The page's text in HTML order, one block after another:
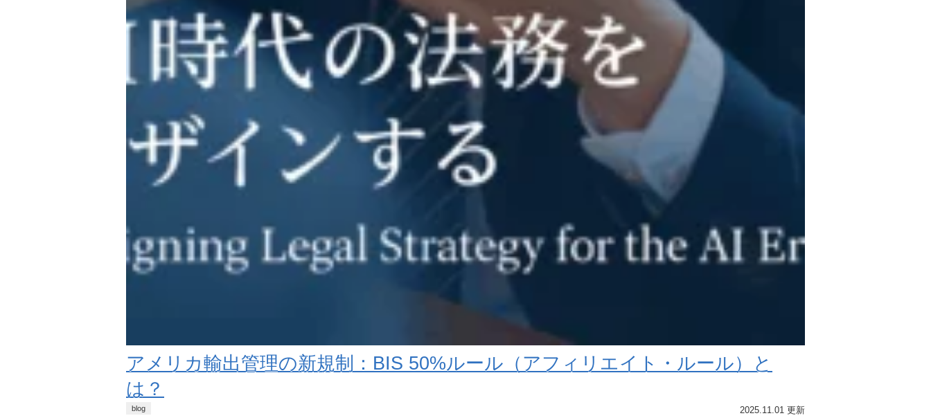
アメリカ輸出管理の新規制：BIS 50%ルール（アフィリエイト・ルール）と
は？
blog 2025.11.01 更新